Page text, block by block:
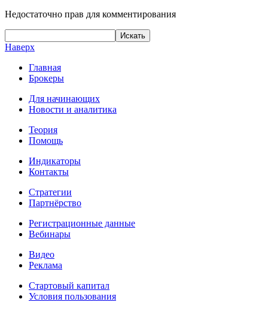
Недостаточно прав для комментирования
Наверх
Главная
Брокеры
Для начинающих
Новости и аналитика
Теория
Помощь
Индикаторы
Контакты
Стратегии
Партнёрство
Регистрационные данные
Вебинары
Видео
Реклама
Стартовый капитал
Условия пользования